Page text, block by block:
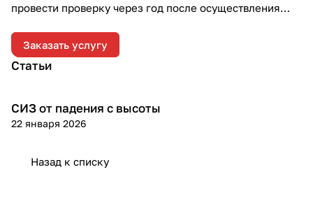
провести проверку через год после осуществления
Заказать услугу
Статьи
Теория
СИЗ от падения с высоты
22 января 2026
Назад к списку